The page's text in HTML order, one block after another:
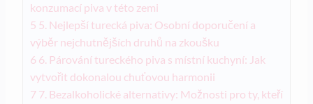
konzumací piva v této zemi
5 5. Nejlepší turecká piva: Osobní doporučení a
výběr nejchutnějších druhů na zkoušku
6 6. Párování tureckého piva s místní kuchyní: Jak
vytvořit dokonalou chuťovou harmonii
7 7. Bezalkoholické alternativy: Možnosti pro ty, kteří